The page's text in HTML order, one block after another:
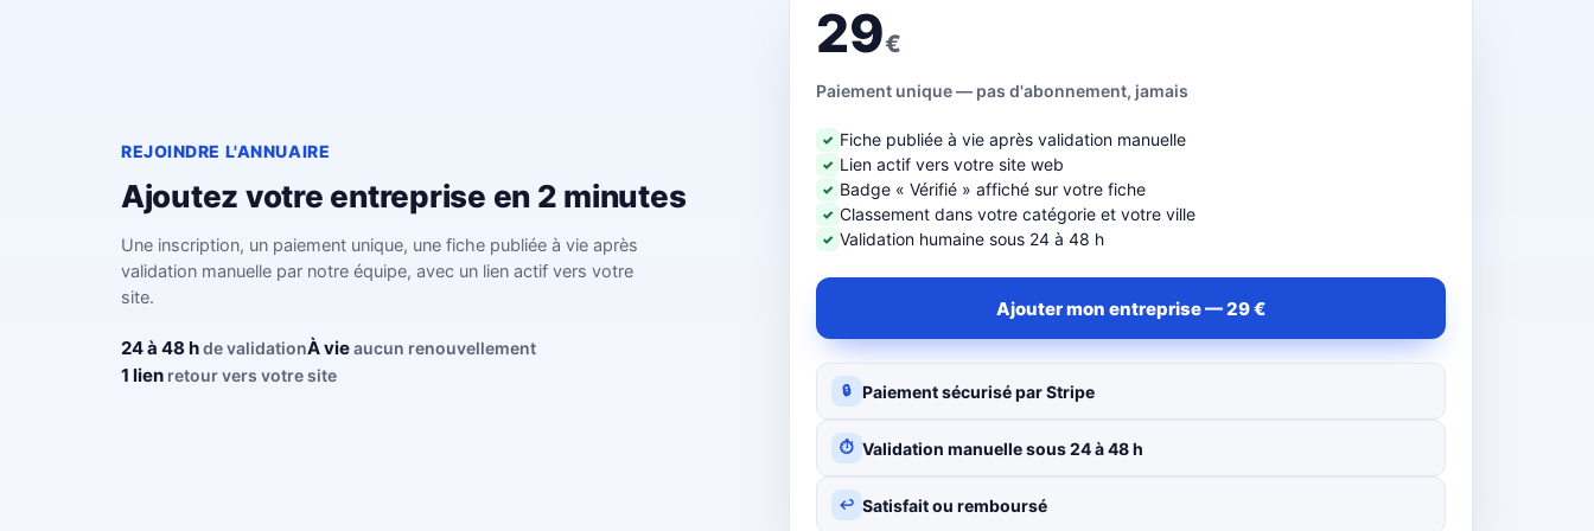
REJOINDRE L'ANNUAIRE
Ajoutez votre entreprise en 2 minutes
Une inscription, un paiement unique, une fiche publiée à vie après
validation manuelle par notre équipe, avec un lien actif vers votre
site.
24 à 48 hde validationÀ vieaucun renouvellement
1 lien retour vers votre site
29€
Paiement unique — pas d'abonnement, jamais
✓ Fiche publiée à vie après validation manuelle
✓ Lien actif vers votre site web
✓ Badge « Vérifié » affiché sur votre fiche
✓ Classement dans votre catégorie et votre ville
✓ Validation humaine sous 24 à 48 h
Ajouter mon entreprise — 29 €
🔒 Paiement sécurisé par Stripe
⏱ Validation manuelle sous 24 à 48 h
↩ Satisfait ou remboursé